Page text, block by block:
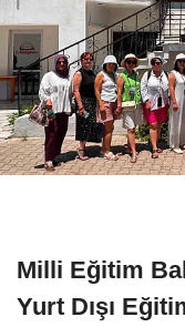
Milli Eğitim
Yurt Dışı